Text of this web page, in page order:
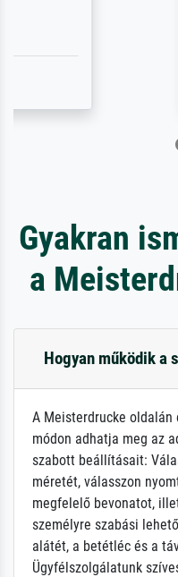
maakt (bvb zoek
Gyakran
a
Hogyan működik a
A Meisterdrucke oldalán
módon adhatja meg az
szabott beállításait:
méretét, válasszon
megfelelő bevonatot,
személyre szabási
alátét, a betétléc és a
Ügyfélszolgálatunk